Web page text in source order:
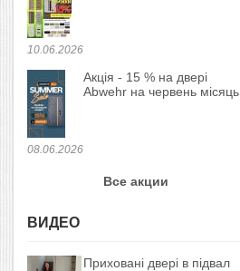
10.06.2026
08.06.2026
Акція - 15 % на двері
Abwehr на червень місяць
Все акции
ВИДЕО
Приховані двері в підвал